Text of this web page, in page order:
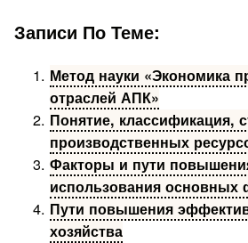
Записи По Теме:
Метод науки «Экономика
отраслей АПК»
Понятие, классификация,
производственных
Факторы и пути
использования
Пути повышения
хозяйства